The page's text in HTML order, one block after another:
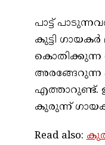
പാട്ട്
കുട്ടി
കൊതിക്കുന്ന
അരങ്ങേറുന്ന
എത്താറുണ്ട്.
കുരുന്ന്
Read also: